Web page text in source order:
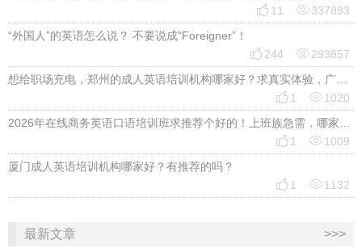
 11 337893
“外国人”的英语怎么说？ 不要说成“Foreigner”！
 244 293857
想给职场充电，郑州的成人英语培训机构哪家好？求真实体验，广告勿扰，感谢！
 1 1020
2026年在线商务英语口语培训班求推荐个好的！上班族急需，哪家好？
 1 1009
厦门成人英语培训机构哪家好？有推荐的吗？
 1 1132
最新文章 >>>